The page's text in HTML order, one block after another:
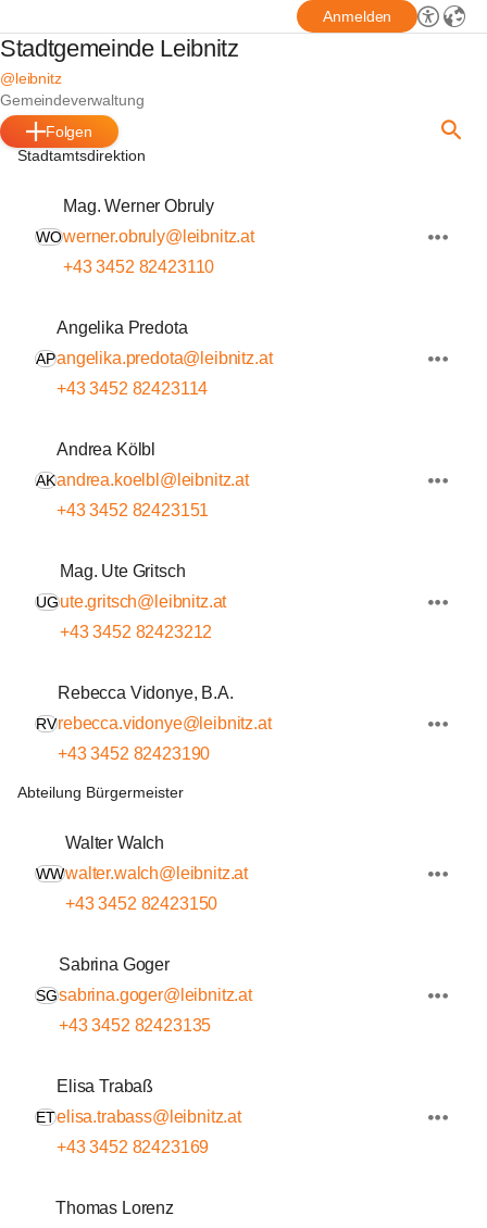
Anmelden
Stadtgemeinde Leibnitz
@leibnitz
Gemeindeverwaltung
Folgen
Stadtamtsdirektion
WO
Mag. Werner Obruly
werner.obruly@leibnitz.at
+43 3452 82423110
AP
Angelika Predota
angelika.predota@leibnitz.at
+43 3452 82423114
AK
Andrea Kölbl
andrea.koelbl@leibnitz.at
+43 3452 82423151
UG
Mag. Ute Gritsch
ute.gritsch@leibnitz.at
+43 3452 82423212
RV
Rebecca Vidonye, B.A.
rebecca.vidonye@leibnitz.at
+43 3452 82423190
Abteilung Bürgermeister
WW
Walter Walch
walter.walch@leibnitz.at
+43 3452 82423150
SG
Sabrina Goger
sabrina.goger@leibnitz.at
+43 3452 82423135
ET
Elisa Trabaß
elisa.trabass@leibnitz.at
+43 3452 82423169
Thomas Lorenz